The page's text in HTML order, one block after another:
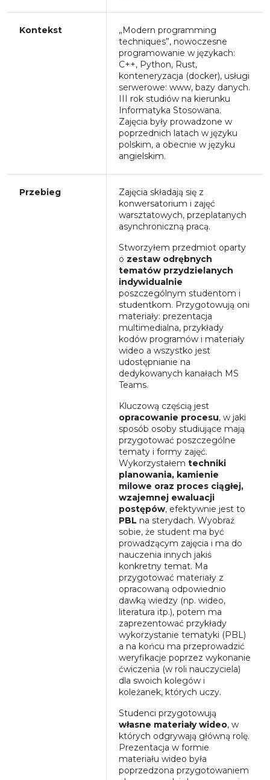
Kontekst
„Modern programming
techniques”, nowoczesne
programowanie w językach:
C++, Python, Rust,
konteneryzacja (docker), usługi
serwerowe: www, bazy danych.
III rok studiów na kierunku
Informatyka Stosowana.
Zajęcia były prowadzone w
poprzednich latach w języku
polskim, a obecnie w języku
angielskim.
Przebieg
Zajęcia składają się z
konwersatorium i zajęć
warsztatowych, przeplatanych
asynchroniczną pracą.
Stworzyłem przedmiot oparty
o zestaw odrębnych
tematów przydzielanych
indywidualnie
poszczególnym studentom i
studentkom. Przygotowują oni
materiały: prezentacja
multimedialna, przykłady
kodów programów i materiały
wideo a wszystko jest
udostępnianie na
dedykowanych kanałach MS
Teams.
Kluczową częścią jest
opracowanie procesu, w jaki
sposób osoby studiujące mają
przygotować poszczególne
tematy i formy zajęć.
Wykorzystałem techniki
planowania, kamienie
milowe oraz proces ciągłej,
wzajemnej ewaluacji
postępów, efektywnie jest to
PBL na sterydach. Wyobraź
sobie, że student ma być
prowadzącym zajęcia i ma do
nauczenia innych jakiś
konkretny temat. Ma
przygotować materiały z
opracowaną odpowiednio
dawką wiedzy (np. wideo,
literatura itp.), potem ma
zaprezentować przykłady
wykorzystanie tematyki (PBL)
a na końcu ma przeprowadzić
weryfikacje poprzez wykonanie
ćwiczenia (w roli nauczyciela)
dla swoich kolegów i
koleżanek, których uczy.
Studenci przygotowują
własne materiały wideo, w
których odgrywają główną rolę.
Prezentacja w formie
materiału wideo była
poprzedzona przygotowaniem